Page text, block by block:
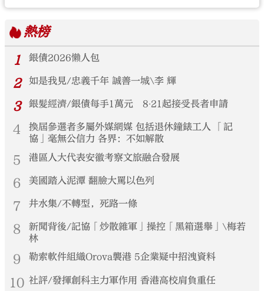
熱榜
1
銀債2026懶人包
2 如是我見/忠義千年 誠善一城\李 輝
3 銀髮經濟/銀債每手1萬元 8‧21起接受長者申請
4
換屆參選者多屬外媒網媒 包括退休鐘錶工人 「記
協」毫無公信力 各界：不如解散
5 港區人大代表安徽考察文旅融合發展
6 美國踏入泥潭 翻臉大罵以色列
7 井水集/不轉型，死路一條
8
新聞背後/記協「炒散雜軍」操控「黑箱選舉」\梅若
林
9 勒索軟件組織Orova襲港 5企業疑中招洩資料
10 社評/發揮創科主力軍作用 香港高校肩負重任